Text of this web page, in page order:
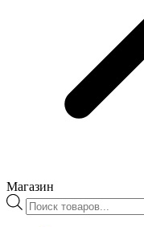
Магазин
Поиск
товаров